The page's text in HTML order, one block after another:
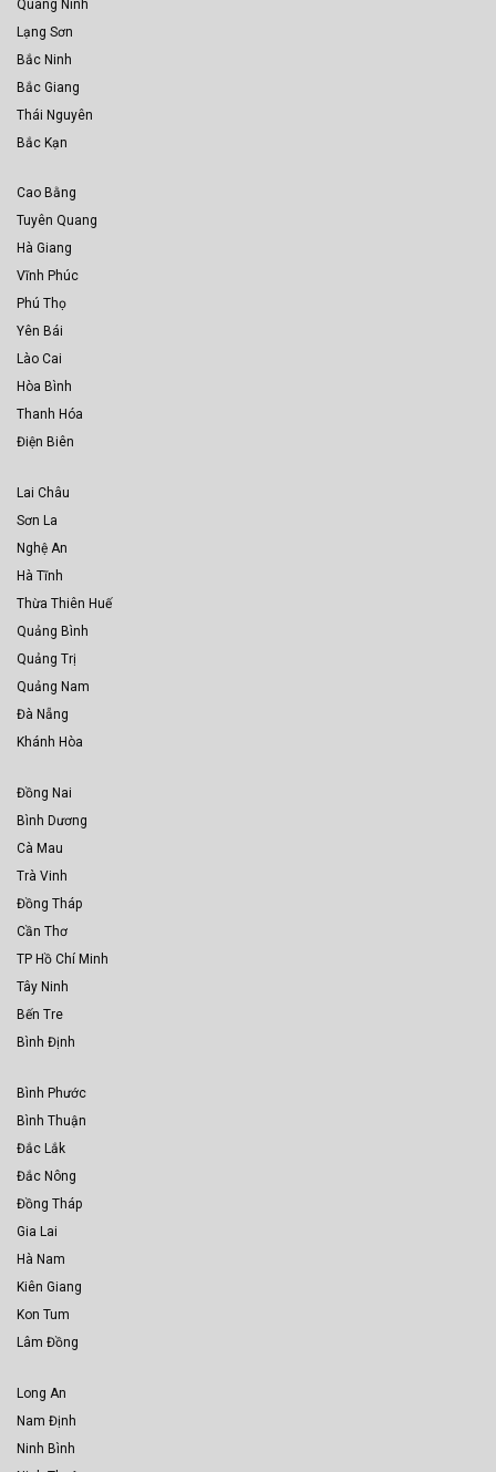
Quang Ninh
Lạng Sơn
Bắc Ninh
Bắc Giang
Thái Nguyên
Bắc Kạn
Cao Bằng
Tuyên Quang
Hà Giang
Vĩnh Phúc
Phú Thọ
Yên Bái
Lào Cai
Hòa Bình
Thanh Hóa
Điện Biên
Lai Châu
Sơn La
Nghệ An
Hà Tĩnh
Thừa Thiên Huế
Quảng Bình
Quảng Trị
Quảng Nam
Đà Nẵng
Khánh Hòa
Đồng Nai
Bình Dương
Cà Mau
Trà Vinh
Đồng Tháp
Cần Thơ
TP Hồ Chí Minh
Tây Ninh
Bến Tre
Bình Định
Bình Phước
Bình Thuận
Đắc Lắk
Đắc Nông
Đồng Tháp
Gia Lai
Hà Nam
Kiên Giang
Kon Tum
Lâm Đồng
Long An
Nam Định
Ninh Bình